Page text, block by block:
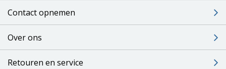
Contact opnemen
Over ons
Retouren en service